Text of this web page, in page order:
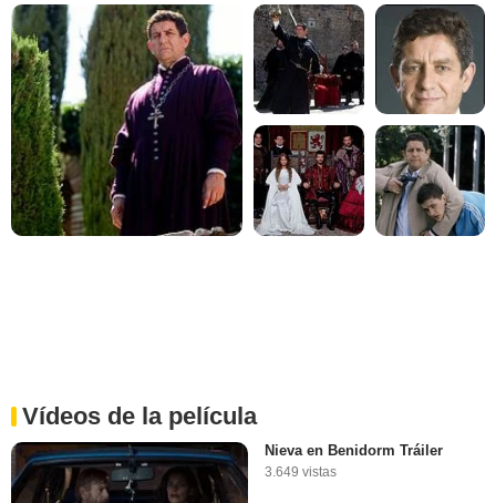
Vídeos de la película
Nieva en Benidorm Tráiler
3.649 vistas